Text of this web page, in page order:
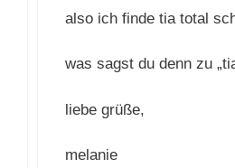
also ich finde tia total
was sagst du denn zu
liebe grüße,
melanie